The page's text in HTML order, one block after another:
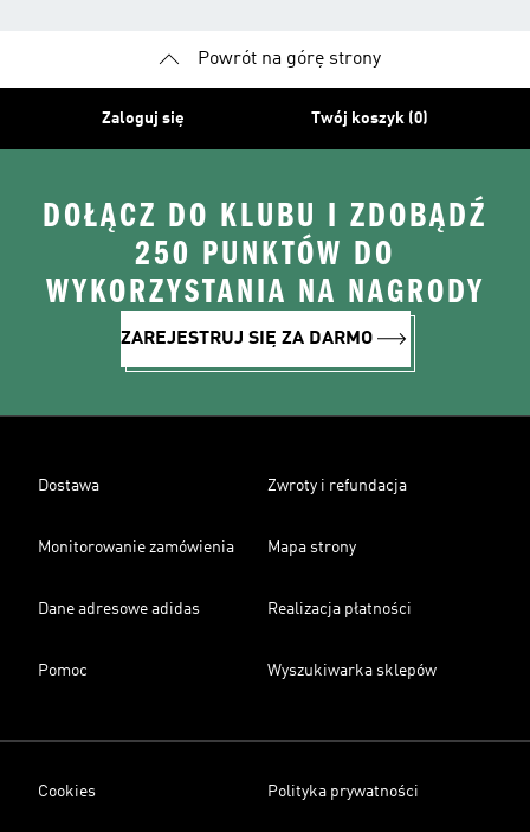
Powrót na górę strony
Zaloguj się Twój koszyk (0)
DOŁĄCZ DO KLUBU I ZDOBĄDŹ
250 PUNKTÓW DO
WYKORZYSTANIA NA NAGRODY
ZAREJESTRUJ SIĘ ZA DARMO
Dostawa Zwroty i refundacja
Monitorowanie zamówienia Mapa strony
Dane adresowe adidas Realizacja płatności
Pomoc Wyszukiwarka sklepów
Cookies Polityka prywatności